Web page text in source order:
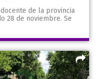
de la provincia
28 de noviembre. Se